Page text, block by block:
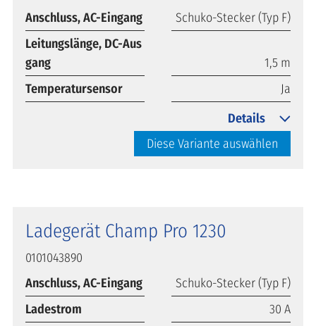
Anschluss, AC-Eingang
Schuko-Stecker (Typ F)
Leitungslänge, DC-Aus
gang
1,5 m
Temperatursensor
Ja
Diese Variante auswählen
Details
Ladegerät Champ Pro 1230
0101043890
Anschluss, AC-Eingang
Schuko-Stecker (Typ F)
Ladestrom
30 A